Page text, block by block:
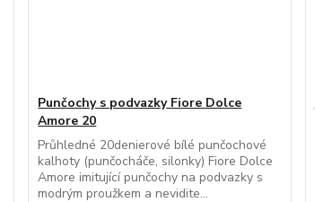
Punčochy s podvazky Fiore Dolce
Amore 20
Průhledné 20denierové bílé punčochové
kalhoty (punčocháče, silonky) Fiore Dolce
Amore imitující punčochy na podvazky s
modrým proužkem a nevidite...